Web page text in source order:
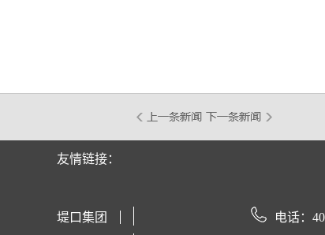
友情链接：
堤口集团 电话：